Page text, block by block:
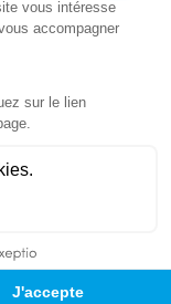
LET'S CLIC
PIÈCE RAPIDEMENT